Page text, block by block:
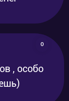
0
, особо